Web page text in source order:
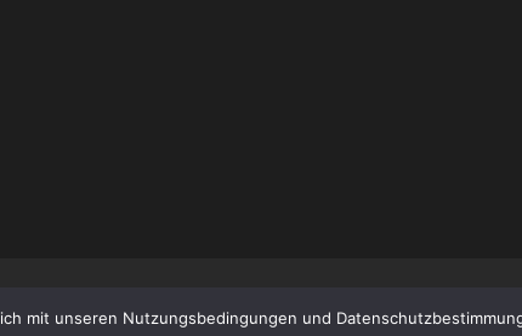
mit unseren Nutzungsbedingungen und